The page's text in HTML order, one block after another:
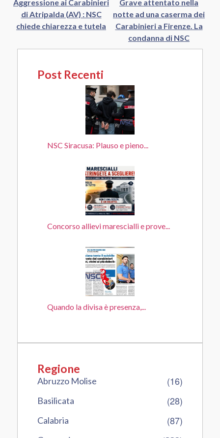
Aggressione ai Carabinieri
di Atripalda (AV) : NSC
chiede chiarezza e tutela
Grave attentato nella
notte ad una caserma dei
Carabinieri a Firenze. La
condanna di NSC
Post Recenti
NSC Siracusa: Plauso e pieno...
Concorso allievi marescialli e prove...
Quando la divisa è presenza,...
Regione
Abruzzo Molise (16)
Basilicata (28)
Calabria (87)